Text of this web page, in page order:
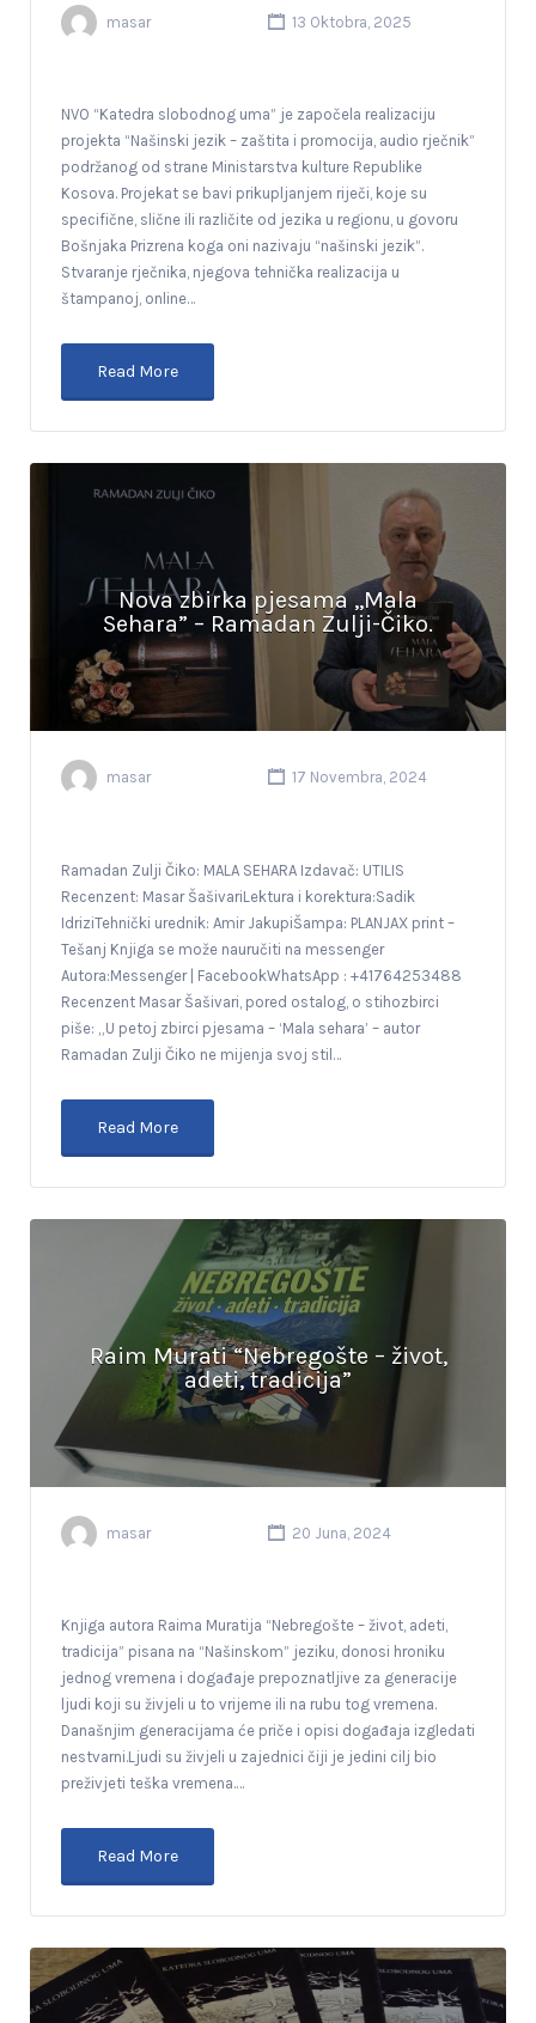
masar 13 Oktobra, 2025
NVO “Katedra slobodnog uma” je započela realizaciju
projekta “Našinski jezik – zaštita i promocija, audio rječnik”
podržanog od strane Ministarstva kulture Republike
Kosova. Projekat se bavi prikupljanjem riječi, koje su
specifične, slične ili različite od jezika u regionu, u govoru
Bošnjaka Prizrena koga oni nazivaju “našinski jezik”.
Stvaranje rječnika, njegova tehnička realizacija u
štampanoj, online…
Read More
Nova zbirka pjesama ,,Mala
Sehara” – Ramadan Zulji-Čiko.
masar 17 Novembra, 2024
Ramadan Zulji Čiko: MALA SEHARA Izdavač: UTILIS
Recenzent: Masar ŠašivariLektura i korektura:Sadik
IdriziTehnički urednik: Amir JakupiŠampa: PLANJAX print –
Tešanj Knjiga se može nauručiti na messenger
Autora:Messenger | FacebookWhatsApp : +41764253488
Recenzent Masar Šašivari, pored ostalog, o stihozbirci
piše: „U petoj zbirci pjesama – ‘Mala sehara’ – autor
Ramadan Zulji Čiko ne mijenja svoj stil…
Read More
Raim Murati “Nebregošte – život,
adeti, tradicija”
masar 20 Juna, 2024
Knjiga autora Raima Muratija “Nebregošte – život, adeti,
tradicija” pisana na “Našinskom” jeziku, donosi hroniku
jednog vremena i događaje prepoznatljive za generacije
ljudi koji su živjeli u to vrijeme ili na rubu tog vremena.
Današnjim generacijama će priče i opisi događaja izgledati
nestvarni.Ljudi su živjeli u zajednici čiji je jedini cilj bio
preživjeti teška vremena.…
Read More